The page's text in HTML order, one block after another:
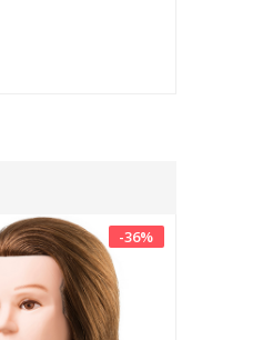
-36%